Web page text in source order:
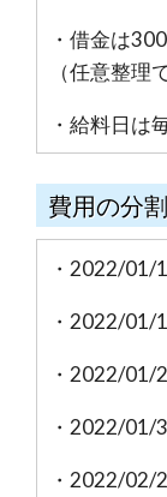
・借金は
（任意整理
・給料日は
費用の分
・2022/01/
・2022/01/
・2022/01/
・2022/01/
・2022/02/